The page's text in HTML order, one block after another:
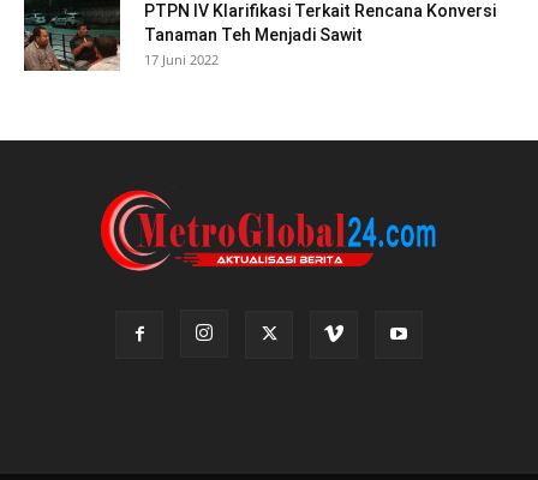
PTPN IV Klarifikasi Terkait Rencana Konversi
Tanaman Teh Menjadi Sawit
17 Juni 2022